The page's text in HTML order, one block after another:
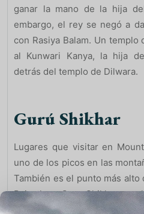
ganar la mano de la hija
embargo, el rey se negó a
con Rasiya Balam. Un templo
al Kunwari Kanya, la hija
detrás del templo de Dilwara.
Gurú Shikhar
Lugares que visitar en
uno de los picos en las
También es el punto más
Rajasthan. Guru Shikhar se
pies y está a 15 km de